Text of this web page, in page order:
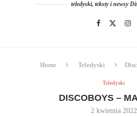
teledyski, teksty i newsy
Home Teledyski
Teledyski
DISCOBOYS –
2 kwietnia 2022